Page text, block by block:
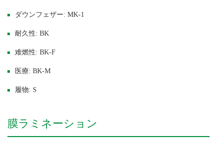
ダウンフェザー: MK-1
耐久性: BK
难燃性: BK-F
医療: BK-M
履物: S
膜ラミネーション